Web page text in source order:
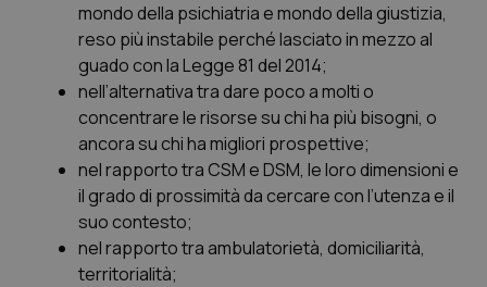
mondo della psichiatria e mondo della giustizia,
reso più instabile perché lasciato in mezzo al
guado con la Legge 81 del 2014;
nell’alternativa tra dare poco a molti o
concentrare le risorse su chi ha più bisogni, o
ancora su chi ha migliori prospettive;
nel rapporto tra CSM e DSM, le loro dimensioni e
il grado di prossimità da cercare con l’utenza e il
suo contesto;
nel rapporto tra ambulatorietà, domiciliarità,
territorialità;
PHPSESSID
PHP.net
www.quotidianosanita.it